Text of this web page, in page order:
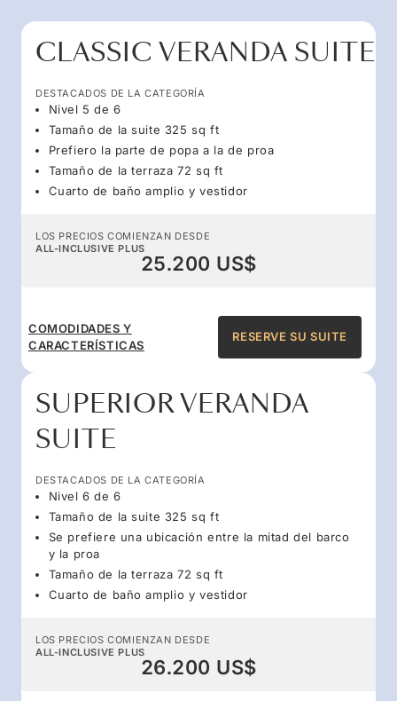
CLASSIC VERANDA SUITE
DESTACADOS DE LA CATEGORÍA
Nivel 5 de 6
Tamaño de la suite 325 sq ft
Prefiero la parte de popa a la de proa
Tamaño de la terraza 72 sq ft
Cuarto de baño amplio y vestidor
LOS PRECIOS COMIENZAN DESDE
ALL-INCLUSIVE PLUS
25.200 US$
COMODIDADES Y
CARACTERÍSTICAS
RESERVE SU SUITE
SUPERIOR VERANDA
SUITE
DESTACADOS DE LA CATEGORÍA
Nivel 6 de 6
Tamaño de la suite 325 sq ft
Se prefiere una ubicación entre la mitad del barco
y la proa
Tamaño de la terraza 72 sq ft
Cuarto de baño amplio y vestidor
LOS PRECIOS COMIENZAN DESDE
ALL-INCLUSIVE PLUS
26.200 US$